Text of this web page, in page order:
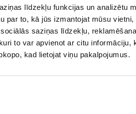
līdzekļu funkcijas un analizētu
par to, kā jūs izmantojat mūsu
saziņas līdzekļu,
to var apvienot ar citu informāciju,
kad lietojat viņu pakalpojumus.
3.46
295.00
В КОРЗИНУ